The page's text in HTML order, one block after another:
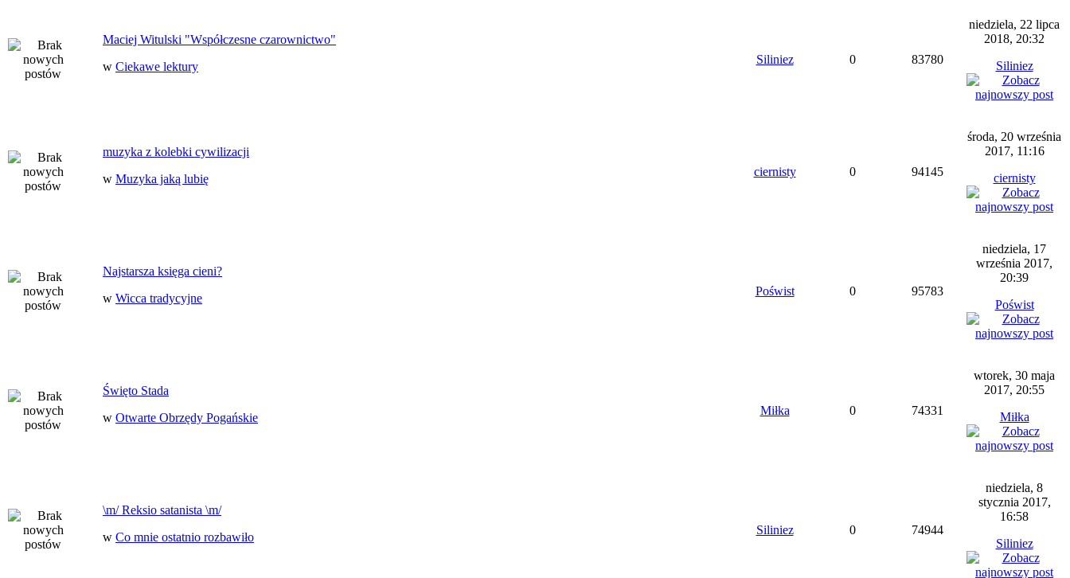
Maciej Witulski "Współczesne czarownictwo"
w Ciekawe lektury
Siliniez 0 83780
niedziela, 22 lipca
2018, 20:32
Siliniez
muzyka z kolebki cywilizacji
w Muzyka jaką lubię
ciernisty 0 94145
środa, 20 września
2017, 11:16
ciernisty
Najstarsza księga cieni?
w Wicca tradycyjne
Poświst 0 95783
niedziela, 17
września 2017,
20:39
Poświst
Święto Stada
w Otwarte Obrzędy Pogańskie
Miłka 0 74331
wtorek, 30 maja
2017, 20:55
Miłka
\m/ Reksio satanista \m/
w Co mnie ostatnio rozbawiło
Siliniez 0 74944
niedziela, 8
stycznia 2017,
16:58
Siliniez